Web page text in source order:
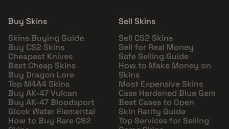
Buy Skins
Skins Buying Guide
Buy CS2 Skins
Cheapest Knives
Best Cheap Skins
Buy Dragon Lore
Top M4A4 Skins
Buy AK-47 Vulcan
Buy AK-47 Bloodsport
Glock Water Elemental
How to Buy Rare CS2
Sell Skins
Sell CS2 Skins
Sell for Real Money
Safe Selling Guide
How to Make Money on
Skins
Most Expensive Skins
Case Hardened Blue Gem
Best Cases to Open
Skin Rarity Guide
Top Services for Selling